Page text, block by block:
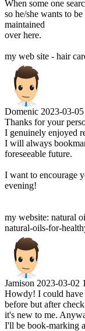
When some one
so he/she wants to
maintained
over here.
my web site - hair
Domenic 2023-03-
Thanks for your
I genuinely enjoyed
I will always
foreseeable future.
I want to encourage
evening!
my website: natural
natural-oils-for-
Jamison 2023-03-02
Howdy! I could have
before but after
it's new to me.
I'll be book-marking